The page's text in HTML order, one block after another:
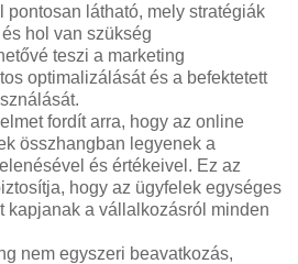
pontosan látható, mely stratégiák
hol van szükség
teszi a marketing
optimalizálását és a befektetett
fordít arra, hogy az online
összhangban legyenek a
és értékeivel. Ez az
hogy az ügyfelek egységes
kapjanak a vállalkozásról minden
nem egyszeri beavatkozás,